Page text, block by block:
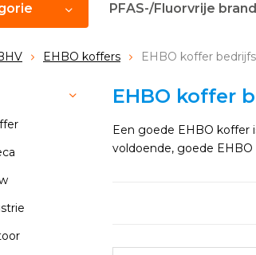
PFAS-/Fluorvrije
EHBO koffers EHBO koffer
EHBO koffer
Een goede EHBO koffer
voldoende, goede